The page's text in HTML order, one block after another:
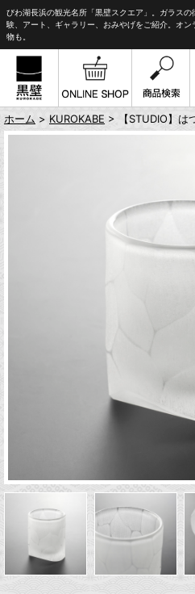
びわ湖長浜の観光名所「黒壁スクエア」。ガラスの
験、アート、ギャラリー、おみやげをご紹介。オ
物も。
ホーム > KUROKABE > 【STUDIO】は